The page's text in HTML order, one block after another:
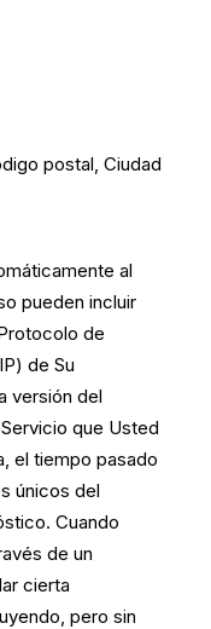
postal, Ciudad
al
pueden incluir
de
de Su
versión del
que Usted
el tiempo pasado
únicos del
Cuando
de un
cierta
pero sin